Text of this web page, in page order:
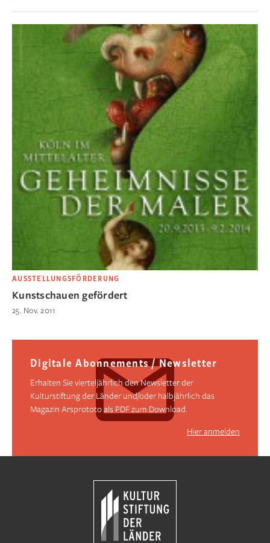
AUSSTELLUNGSFÖRDERUNG
Kunstschauen gefördert
25. Nov. 2011
Digitale Abonnements / Newsletter
Erhalten Sie vierteljährlich den Newsletter der
Kulturstiftung der Länder und/oder halbjährlich das
Magazin Arsprototo als PDF zum Download.
Hier anmelden